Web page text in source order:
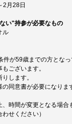
2月28日
い"持参が必要なもの
ル
件が59歳までの方とな
ございます。
します。
の同意書が必要になり
、時間が変更となる場
せください）